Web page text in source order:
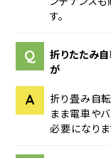
す。
Q
折りたたみ
が
A
折り畳み自
まま電車や
必要になりま